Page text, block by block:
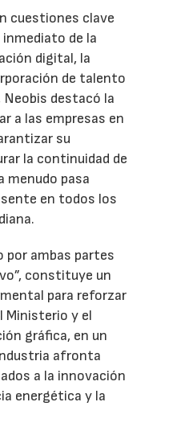
cuestiones clave
de la
digital, la
de talento
destacó la
a las empresas en
su
la continuidad de
menudo pasa
en todos los
por ambas partes
constituye un
para reforzar
Ministerio y el
gráfica, en un
afronta
a la innovación
energética y la